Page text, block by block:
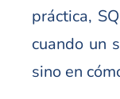
práctica,
cuando un
sino en